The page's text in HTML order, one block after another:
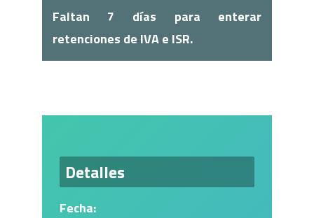
Faltan 7 días para enterar
retenciones de IVA e ISR.
Detalles
Fecha: